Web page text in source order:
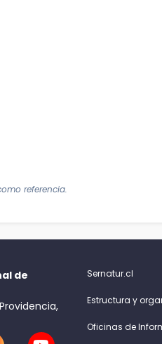
referencia.
de Sernatur.cl
Estructura y
Oficinas de